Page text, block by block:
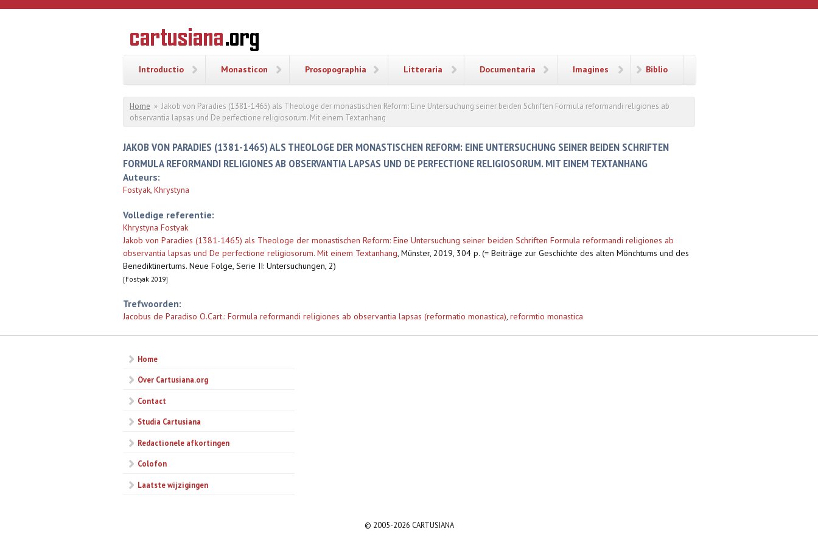
Overslaan en naar de inhoud gaan
CARTUSIANA
Geschiedenis
van de
Introductio Monasticon Prosopographia Litteraria Documentaria Imagines Biblio
U bent hier
Home » Jakob von Paradies (1381-1465) als Theologe der monastischen Reform: Eine Untersuchung seiner beiden Schriften Formula reformandi religiones ab
observantia lapsas und De perfectione religiosorum. Mit einem Textanhang
JAKOB VON PARADIES (1381-1465) ALS THEOLOGE DER MONASTISCHEN REFORM: EINE UNTERSUCHUNG SEINER BEIDEN SCHRIFTEN
FORMULA REFORMANDI RELIGIONES AB OBSERVANTIA LAPSAS UND DE PERFECTIONE RELIGIOSORUM. MIT EINEM TEXTANHANG
Auteurs:
Fostyak, Khrystyna
Volledige referentie:
Khrystyna Fostyak
Jakob von Paradies (1381-1465) als Theologe der monastischen Reform: Eine Untersuchung seiner beiden Schriften Formula reformandi religiones ab
observantia lapsas und De perfectione religiosorum. Mit einem Textanhang, Münster, 2019, 304 p. (= Beiträge zur Geschichte des alten Mönchtums und des
Benediktinertums. Neue Folge, Serie II: Untersuchungen, 2)
[Fostyak 2019]
Trefwoorden:
Jacobus de Paradiso O.Cart.: Formula reformandi religiones ab observantia lapsas (reformatio monastica), reformtio monastica
Home
Over Cartusiana.org
Contact
Studia Cartusiana
Redactionele afkortingen
Colofon
Laatste wijzigingen
© 2005-2026 CARTUSIANA